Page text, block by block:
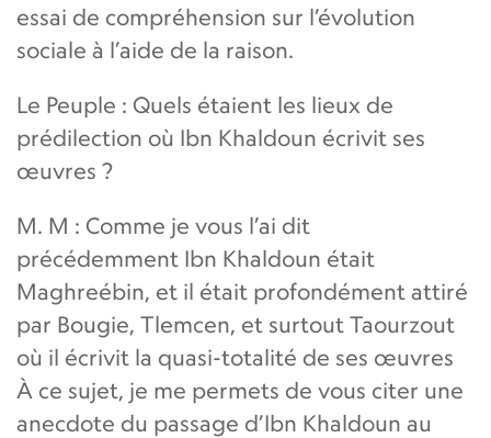
essai de compréhension sur l’évolution
sociale à l’aide de la raison.
Le Peuple : Quels étaient les lieux de
prédilection où Ibn Khaldoun écrivit ses
œuvres ?
M. M : Comme je vous l’ai dit
précédemment Ibn Khaldoun était
Maghreébin, et il était profondément attiré
par Bougie, Tlemcen, et surtout Taourzout
où il écrivit la quasi-totalité de ses œuvres
À ce sujet, je me permets de vous citer une
anecdote du passage d’Ibn Khaldoun au